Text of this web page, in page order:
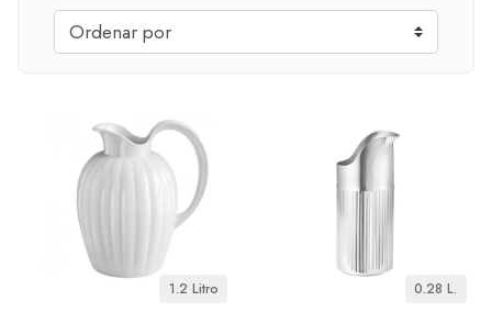
1.2 Litro 0.28 L.